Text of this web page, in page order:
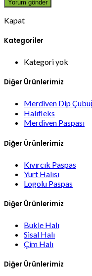
Kapat
Kategoriler
Kategori yok
Diğer Ürünlerimiz
Merdiven Dip
Halıfleks
Merdiven Paspası
Diğer Ürünlerimiz
Kıvırcık Paspas
Yurt Halısı
Logolu Paspas
Diğer Ürünlerimiz
Bukle Halı
Sisal Halı
Çim Halı
Diğer Ürünlerimiz